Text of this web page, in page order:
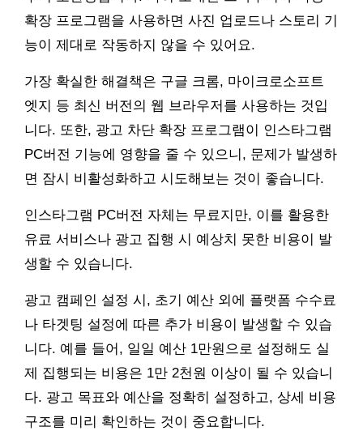
확장 프로그램을 사용하면 사진 업로드나 스토리 기
능이 제대로 작동하지 않을 수 있어요.
가장 확실한 해결책은 구글 크롬, 마이크로소프트
엣지 등 최신 버전의 웹 브라우저를 사용하는 것입
니다. 또한, 광고 차단 확장 프로그램이 인스타그램
PC버전 기능에 영향을 줄 수 있으니, 문제가 발생하
면 잠시 비활성화하고 시도해보는 것이 좋습니다.
인스타그램 PC버전 자체는 무료지만, 이를 활용한
유료 서비스나 광고 집행 시 예상치 못한 비용이 발
생할 수 있습니다.
광고 캠페인 설정 시, 초기 예산 외에 플랫폼 수수료
나 타겟팅 설정에 따른 추가 비용이 발생할 수 있습
니다. 예를 들어, 일일 예산 1만원으로 설정해도 실
제 집행되는 비용은 1만 2천원 이상이 될 수 있습니
다. 광고 목표와 예산을 정확히 설정하고, 상세 비용
구조를 미리 확인하는 것이 중요합니다.